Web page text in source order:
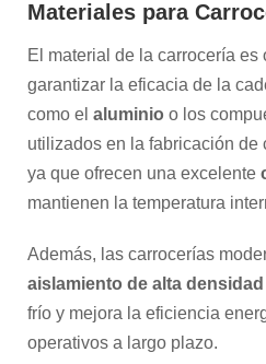
Materiales para
El material de la carrocería es
garantizar la eficacia de la
como el aluminio o los
utilizados en la fabricación de
ya que ofrecen una excelente
mantienen la temperatura
Además, las carrocerías
aislamiento de alta densidad
frío y mejora la eficiencia
operativos a largo plazo.